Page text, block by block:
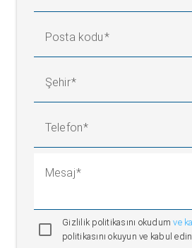
Posta kodu
Şehir
Telefon
Mesaj
Gizlilik politikasını okudumve
politikasını okuyun ve kabul